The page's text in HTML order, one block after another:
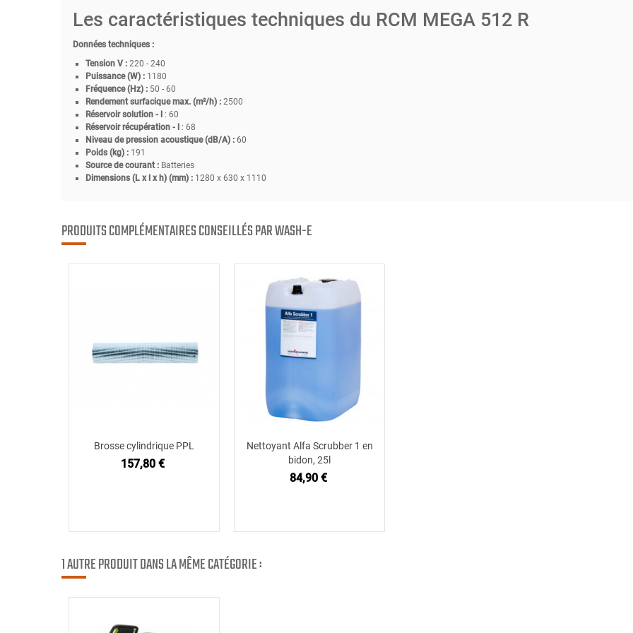
Les caractéristiques techniques du RCM MEGA 512 R
Données techniques :
Tension V : 220 - 240
Puissance (W) :1180
Fréquence (Hz) : 50 - 60
Rendement surfacique max. (m²/h) :2500
Réservoir solution - l: 60
Réservoir récupération - l: 68
Niveau de pression acoustique (dB/A) :60
Poids (kg) : 191
Source de courant : Batteries
Dimensions (L x l x h) (mm) :1280 x 630 x 1110
PRODUITS COMPLÉMENTAIRES CONSEILLÉS PAR WASH-E
Ajouter au panier
Brosse cylindrique PPL
157,80 €
Ajouter au panier
Nettoyant Alfa Scrubber 1 en
bidon, 25l
84,90 €
1 AUTRE PRODUIT DANS LA MÊME CATÉGORIE :